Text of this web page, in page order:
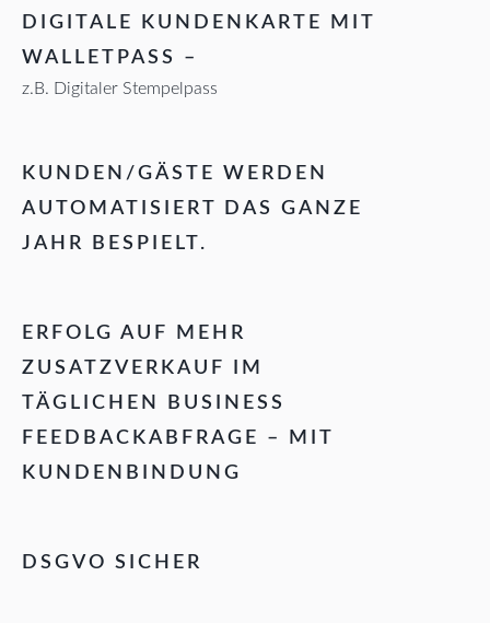
DIGITALE KUNDENKARTE MIT
WALLETPASS –
z.B. Digitaler Stempelpass
KUNDEN/GÄSTE WERDEN
AUTOMATISIERT DAS GANZE
JAHR BESPIELT.
ERFOLG AUF MEHR
ZUSATZVERKAUF IM
TÄGLICHEN BUSINESS
FEEDBACKABFRAGE – MIT
KUNDENBINDUNG
DSGVO SICHER